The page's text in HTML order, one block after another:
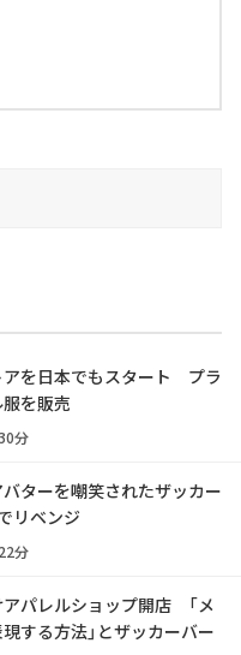
アを日本でもスタート プラ
を販売
分
ターを嘲笑されたザッカー
リベンジ
分
アパレルショップ開店 「メ
する方法」とザッカーバー